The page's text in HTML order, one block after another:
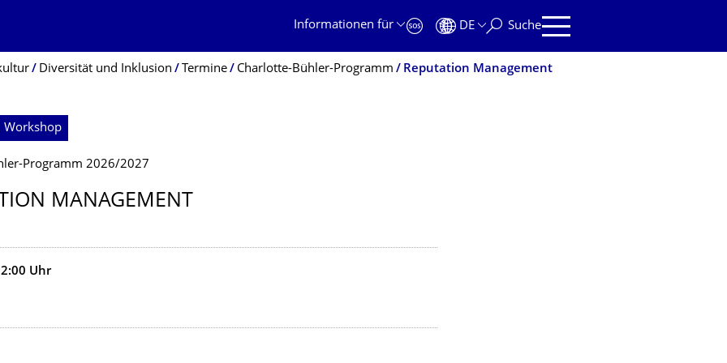
Informationen für
DE Suche
Diversität und Inklusion Termine Charlotte-Bühler-Programm Reputation Management
Workshop
Programm 2026/2027
MANAGEMENT
Uhr